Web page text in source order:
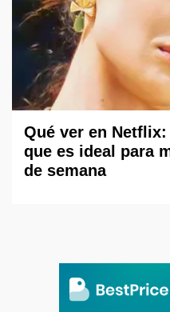
Qué ver en
que es ideal para
de semana